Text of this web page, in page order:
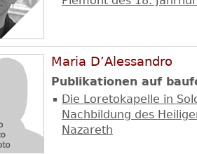
Maria D’Alessandro
Publikationen auf
Die Loretokapelle in
Nachbildung des
Nazareth